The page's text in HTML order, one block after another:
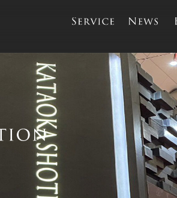
service news